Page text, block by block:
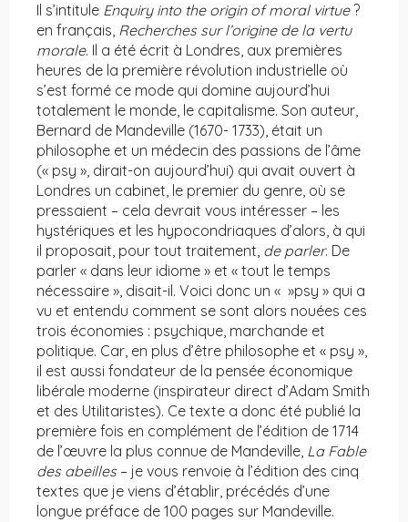
Il s’intitule Enquiry into the origin of moral virtue?
en français, Recherches sur l’origine de la vertu
morale. Il a été écrit à Londres, aux premières
heures de la première révolution industrielle où
s’est formé ce mode qui domine aujourd’hui
totalement le monde, le capitalisme. Son auteur,
Bernard de Mandeville (1670- 1733), était un
philosophe et un médecin des passions de l’âme
(« psy », dirait-on aujourd’hui) qui avait ouvert à
Londres un cabinet, le premier du genre, où se
pressaient – cela devrait vous intéresser – les
hystériques et les hypocondriaques d’alors, à qui
il proposait, pour tout traitement, de parler. De
parler « dans leur idiome » et « tout le temps
nécessaire », disait-il. Voici donc un « »psy » qui a
vu et entendu comment se sont alors nouées ces
trois économies : psychique, marchande et
politique. Car, en plus d’être philosophe et « psy »,
il est aussi fondateur de la pensée économique
libérale moderne (inspirateur direct d’Adam Smith
et des Utilitaristes). Ce texte a donc été publié la
première fois en complément de l’édition de 1714
de l’œuvre la plus connue de Mandeville, La Fable
des abeilles – je vous renvoie à l’édition des cinq
textes que je viens d’établir, précédés d’une
longue préface de 100 pages sur Mandeville.